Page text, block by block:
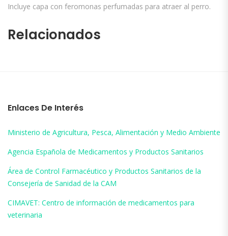
Incluye capa con feromonas perfumadas para atraer al perro.
Relacionados
Enlaces De Interés
Ministerio de Agricultura, Pesca, Alimentación y Medio Ambiente
Agencia Española de Medicamentos y Productos Sanitarios
Área de Control Farmacéutico y Productos Sanitarios de la
Consejería de Sanidad de la CAM
CIMAVET: Centro de información de medicamentos para
veterinaria